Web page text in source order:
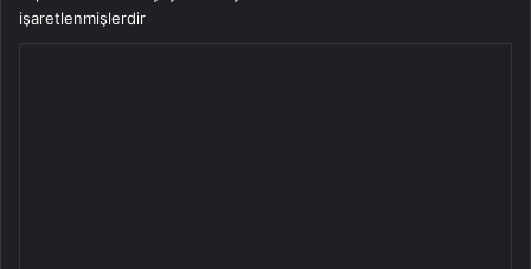
işaretlenmişlerdir